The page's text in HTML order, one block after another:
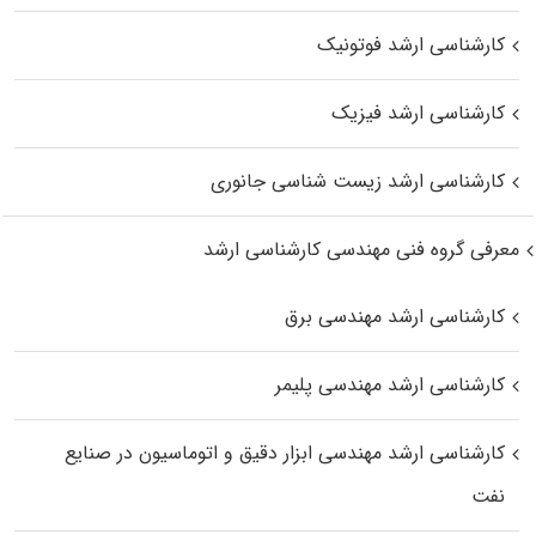
کارشناسی ارشد فوتونیک
کارشناسی ارشد فیزیک
کارشناسی ارشد زیست‌ شناسی جانوری
معرفی گروه فنی مهندسی کارشناسی ارشد
کارشناسی ارشد مهندسی برق
کارشناسی ارشد مهندسی پلیمر
کارشناسی ارشد مهندسی ابزار دقیق و اتوماسیون در صنایع
نفت